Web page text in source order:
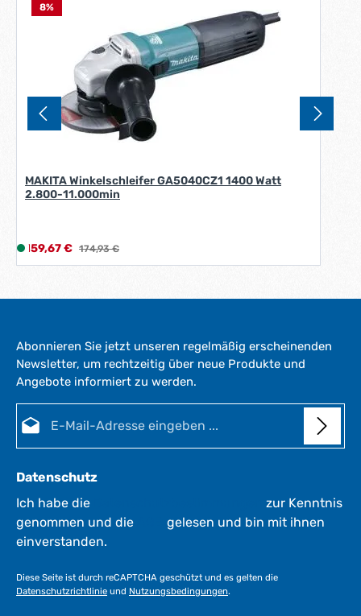
8%
MAKITA Winkelschleifer GA5040CZ1 1400 Watt
2.800-11.000min
Verkaufspreis:
L
i
f
z
e
i
t
:
1
-
W
e
r
k
g
159,67 € Regulärer Preis:
174,93 €
Abonnieren Sie jetzt unseren regelmäßig erscheinenden
Newsletter, um rechtzeitig über neue Produkte und
Angebote informiert zu werden.
Datenschutz
Ich habe die
zur Kenntnis
genommen und die
gelesen und bin mit ihnen
einverstanden.
Diese Seite ist durch reCAPTCHA geschützt und es gelten die
Datenschutzrichtlinie und Nutzungsbedingungen.